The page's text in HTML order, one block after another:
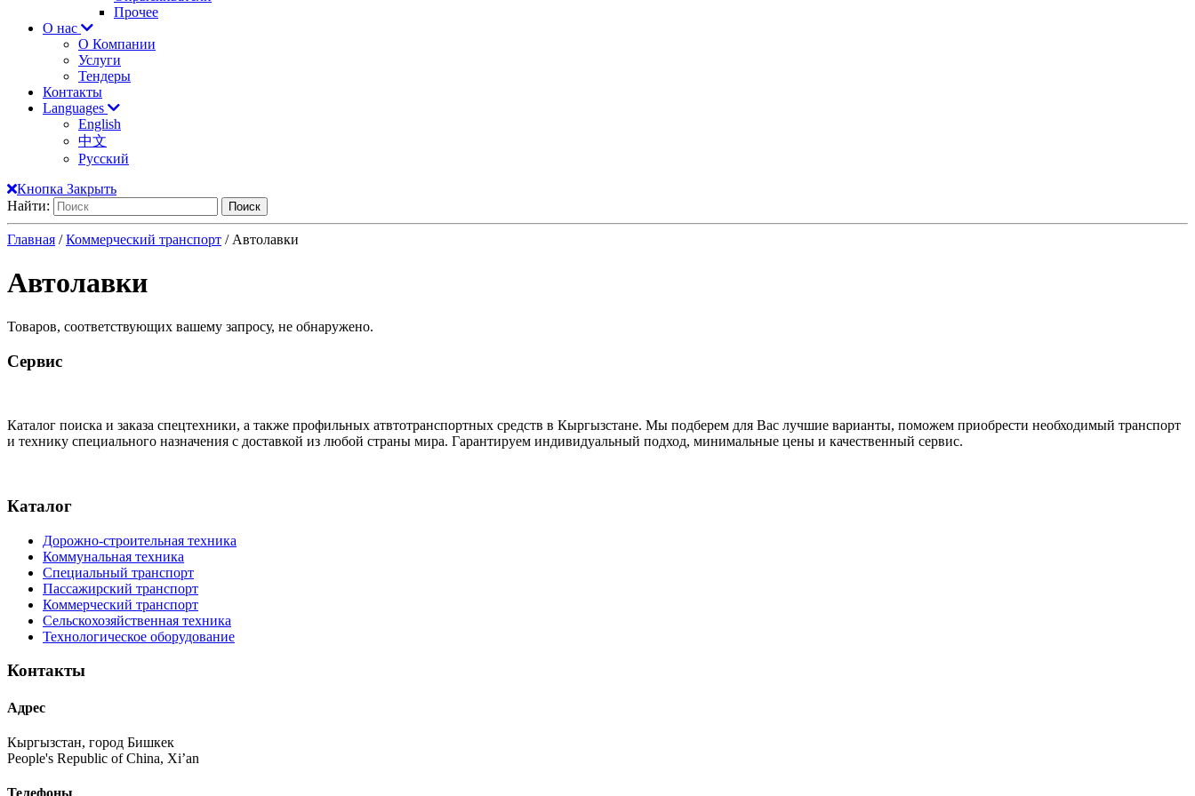
Прочее
О нас
О Компании
Услуги
Тендеры
Контакты
Languages
English
中文
Русский
Кнопка Закрыть
Найти:
Главная /Коммерческий транспорт / Автолавки
Автолавки
Товаров, соответствующих вашему запросу, не обнаружено.
Сервис
Каталог поиска и заказа спецтехники, а также профильных атвтотранспортных средств в Кыргызстане. Мы подберем для Вас лучшие варианты, поможем приобрести необходимый транспорт
и технику специального назначения с доставкой из любой страны мира. Гарантируем индивидуальный подход, минимальные цены и качественный сервис.
Каталог
Дорожно-строительная техника
Коммунальная техника
Специальный транспорт
Пассажирский транспорт
Коммерческий транспорт
Сельскохозяйственная техника
Технологическое оборудование
Контакты
Адрес
Кыргызстан, город Бишкек
People's Republic of China, Xi’an